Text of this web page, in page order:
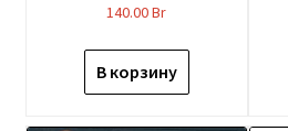
140.00Br
В корзину